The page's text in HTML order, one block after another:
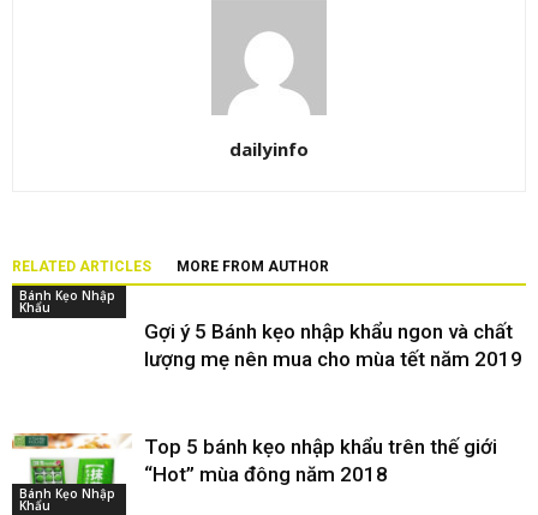
dailyinfo
RELATED ARTICLES
MORE FROM AUTHOR
Bánh Kẹo Nhập
Khẩu
Gợi ý 5 Bánh kẹo nhập khẩu ngon và chất
lượng mẹ nên mua cho mùa tết năm 2019
Bánh Kẹo Nhập
Khẩu
Top 5 bánh kẹo nhập khẩu trên thế giới
“Hot” mùa đông năm 2018